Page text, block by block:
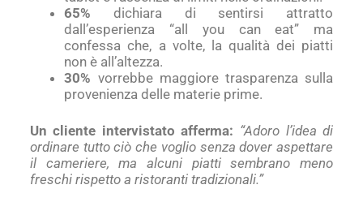
65% dichiara di sentirsi attratto
dall’esperienza “all you can eat” ma
confessa che, a volte, la qualità dei piatti
non è all’altezza.
30% vorrebbe maggiore trasparenza sulla
provenienza delle materie prime.
Un cliente intervistato afferma: “Adoro l’idea di
ordinare tutto ciò che voglio senza dover aspettare
il cameriere, ma alcuni piatti sembrano meno
freschi rispetto a ristoranti tradizionali.”